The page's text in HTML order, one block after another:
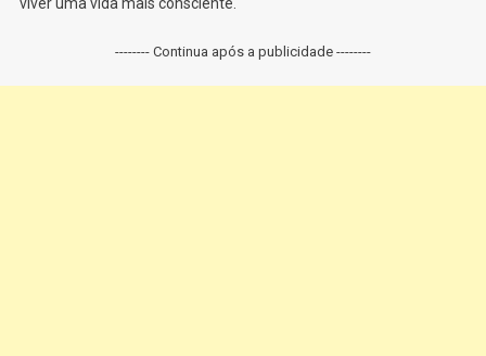
-------- Continua após a publicidade --------